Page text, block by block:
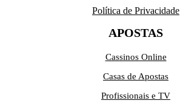
Política de Privacidade
APOSTAS
Cassinos Online
Casas de Apostas
Profissionais e TV